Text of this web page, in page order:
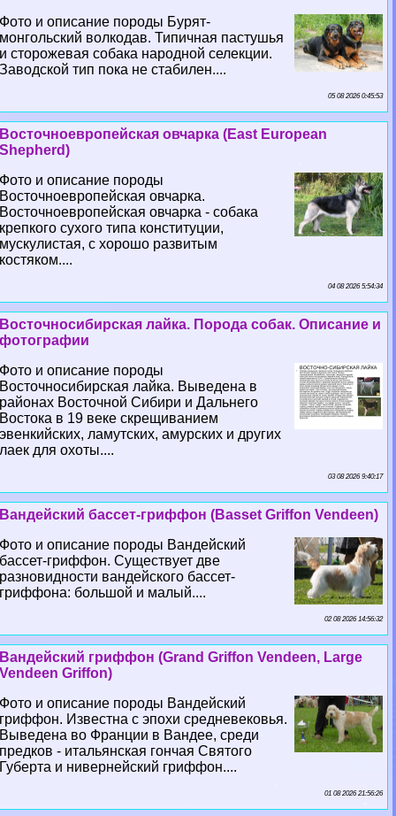
Фото и описание породы Бурят-
монгольский волкодав. Типичная пастушья
и сторожевая собака народной селекции.
Заводской тип пока не стабилен....
05 08 2026 0:45:53
Восточноевропейская овчарка (East European
Shepherd)
Фото и описание породы
Восточноевропейская овчарка.
Восточноевропейская овчарка - собака
крепкого сухого типа конституции,
мускулистая, с хорошо развитым
костяком....
04 08 2026 5:54:34
Восточносибирская лайка. Порода собак. Описание и
фотографии
Фото и описание породы
Восточносибирская лайка. Выведена в
районах Восточной Сибири и Дальнего
Востока в 19 веке скрещиванием
эвенкийских, ламутских, амурских и других
лаек для охоты....
03 08 2026 9:40:17
Вандейский бассет-гриффон (Basset Griffon Vendeen)
Фото и описание породы Вандейский
бассет-гриффон. Существует две
разновидности вандейского бассет-
гриффона: большой и малый....
02 08 2026 14:56:32
Вандейский гриффон (Grand Griffon Vendeen, Large
Vendeen Griffon)
Фото и описание породы Вандейский
гриффон. Известна с эпохи средневековья.
Выведена во Франции в Вандее, среди
предков - итальянская гончая Святого
Губерта и нивернейский гриффон....
01 08 2026 21:56:26